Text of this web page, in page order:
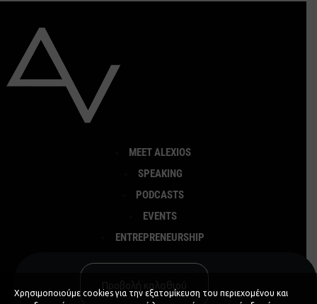
MEET ALEXIOS
SPEAKING
PODCASTS
EVENTS
ENTREPRENEURSHIP
ΚΡΑΤΗΣΗ ΑΛΕΞ
Χρησιμοποιούμε cookies για την εξατομίκευση του περιεχομένου και